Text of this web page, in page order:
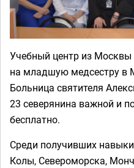
Учебный центр из Москвы
на младшую медсестру в
Больница святителя
23 северянина важной и
бесплатно.
Среди получивших
Колы, Североморска,